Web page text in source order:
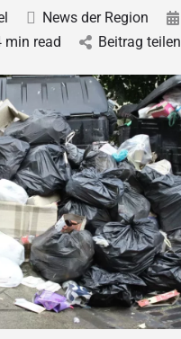
News der Region
min read
Beitrag teilen